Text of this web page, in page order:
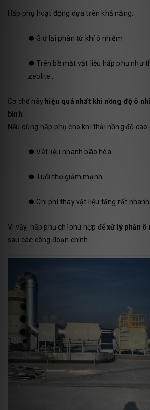
Hấp phụ hoạt động dựa trên khả năng:
⏺️ Giữ lại phân tử khí ô nhiễm
⏺️Trên bề mặt vật liệu hấp phụ như
zeolite…
Cơ chế này hiệu quả nhất khi nồng độ ô
bình.
Nếu dùng hấp phụ cho khí thải nồng độ cao:
⏺️Vật liệu nhanh bão hòa
⏺️Tuổi thọ giảm mạnh
⏺️ Chi phí thay vật liệu tăng rất nhanh
Vì vậy, hấp phụ chỉ phù hợp đểxử lý phần
sau các công đoạn chính.